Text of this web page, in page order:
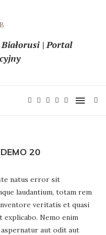
| Portal
20
natus error sit
laudantium, totam rem
veritatis et quasi
Nemo enim
aut odit aut